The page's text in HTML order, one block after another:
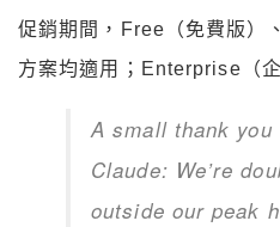
促銷期間，Free（免費版）
方案均適用；Enterprise（
A small thank
Claude: We’re
outside our peak